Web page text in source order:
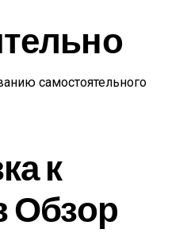
самостоятельного
к
Обзор